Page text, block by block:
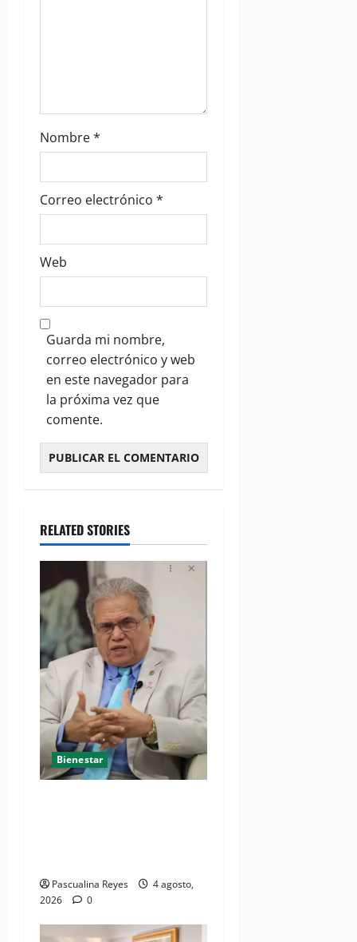
Nombre*
Correo electrónico *
Web
Guarda mi nombre,
correo electrónico y web
en este navegador para
la próxima vez que
comente.
RELATED STORIES
Bienestar
Pascualina Reyes
4 agosto,
2026
0